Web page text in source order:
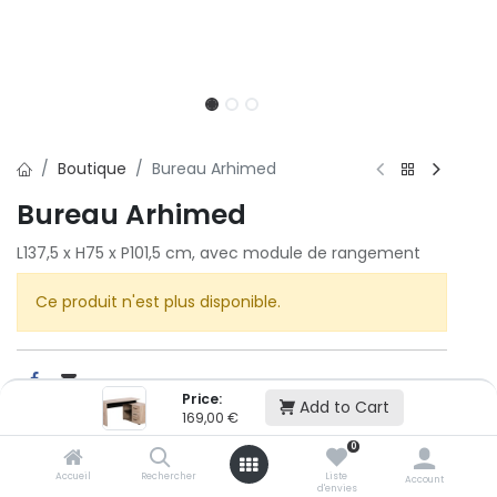
Price:
169,00 € Add to Cart
Accueil Rechercher
0
Liste
d'envies
Account
Boutique Bureau Arhimed
Bureau Arhimed
L137,5 x H75 x P101,5 cm, avec module de rangement
Ce produit n'est plus disponible.
Cet article n'est plus disponible.